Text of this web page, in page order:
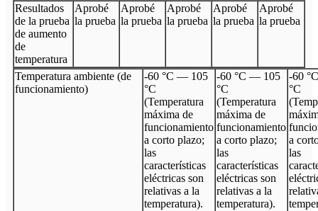
Resultados
de la prueba
de aumento
de
temperatura
Aprobé
la prueba
Aprobé
la prueba
Aprobé
la prueba
Aprobé
la prueba
Aprobé
la prueba
Temperatura ambiente (de
funcionamiento)
-60 °C — 105
°C
(Temperatura
máxima de
funcionamiento
a corto plazo;
las
características
eléctricas son
relativas a la
temperatura).
-60 °C — 105
°C
(Temperatura
máxima de
funcionamiento
a corto plazo;
las
características
eléctricas son
relativas a la
temperatura).
-60
°C
a
las